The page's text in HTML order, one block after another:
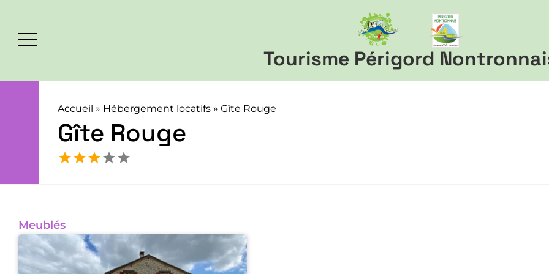
Tourisme Périgord
Accueil » Hébergement locatifs» Gîte Rouge
Gîte Rouge
Meublés